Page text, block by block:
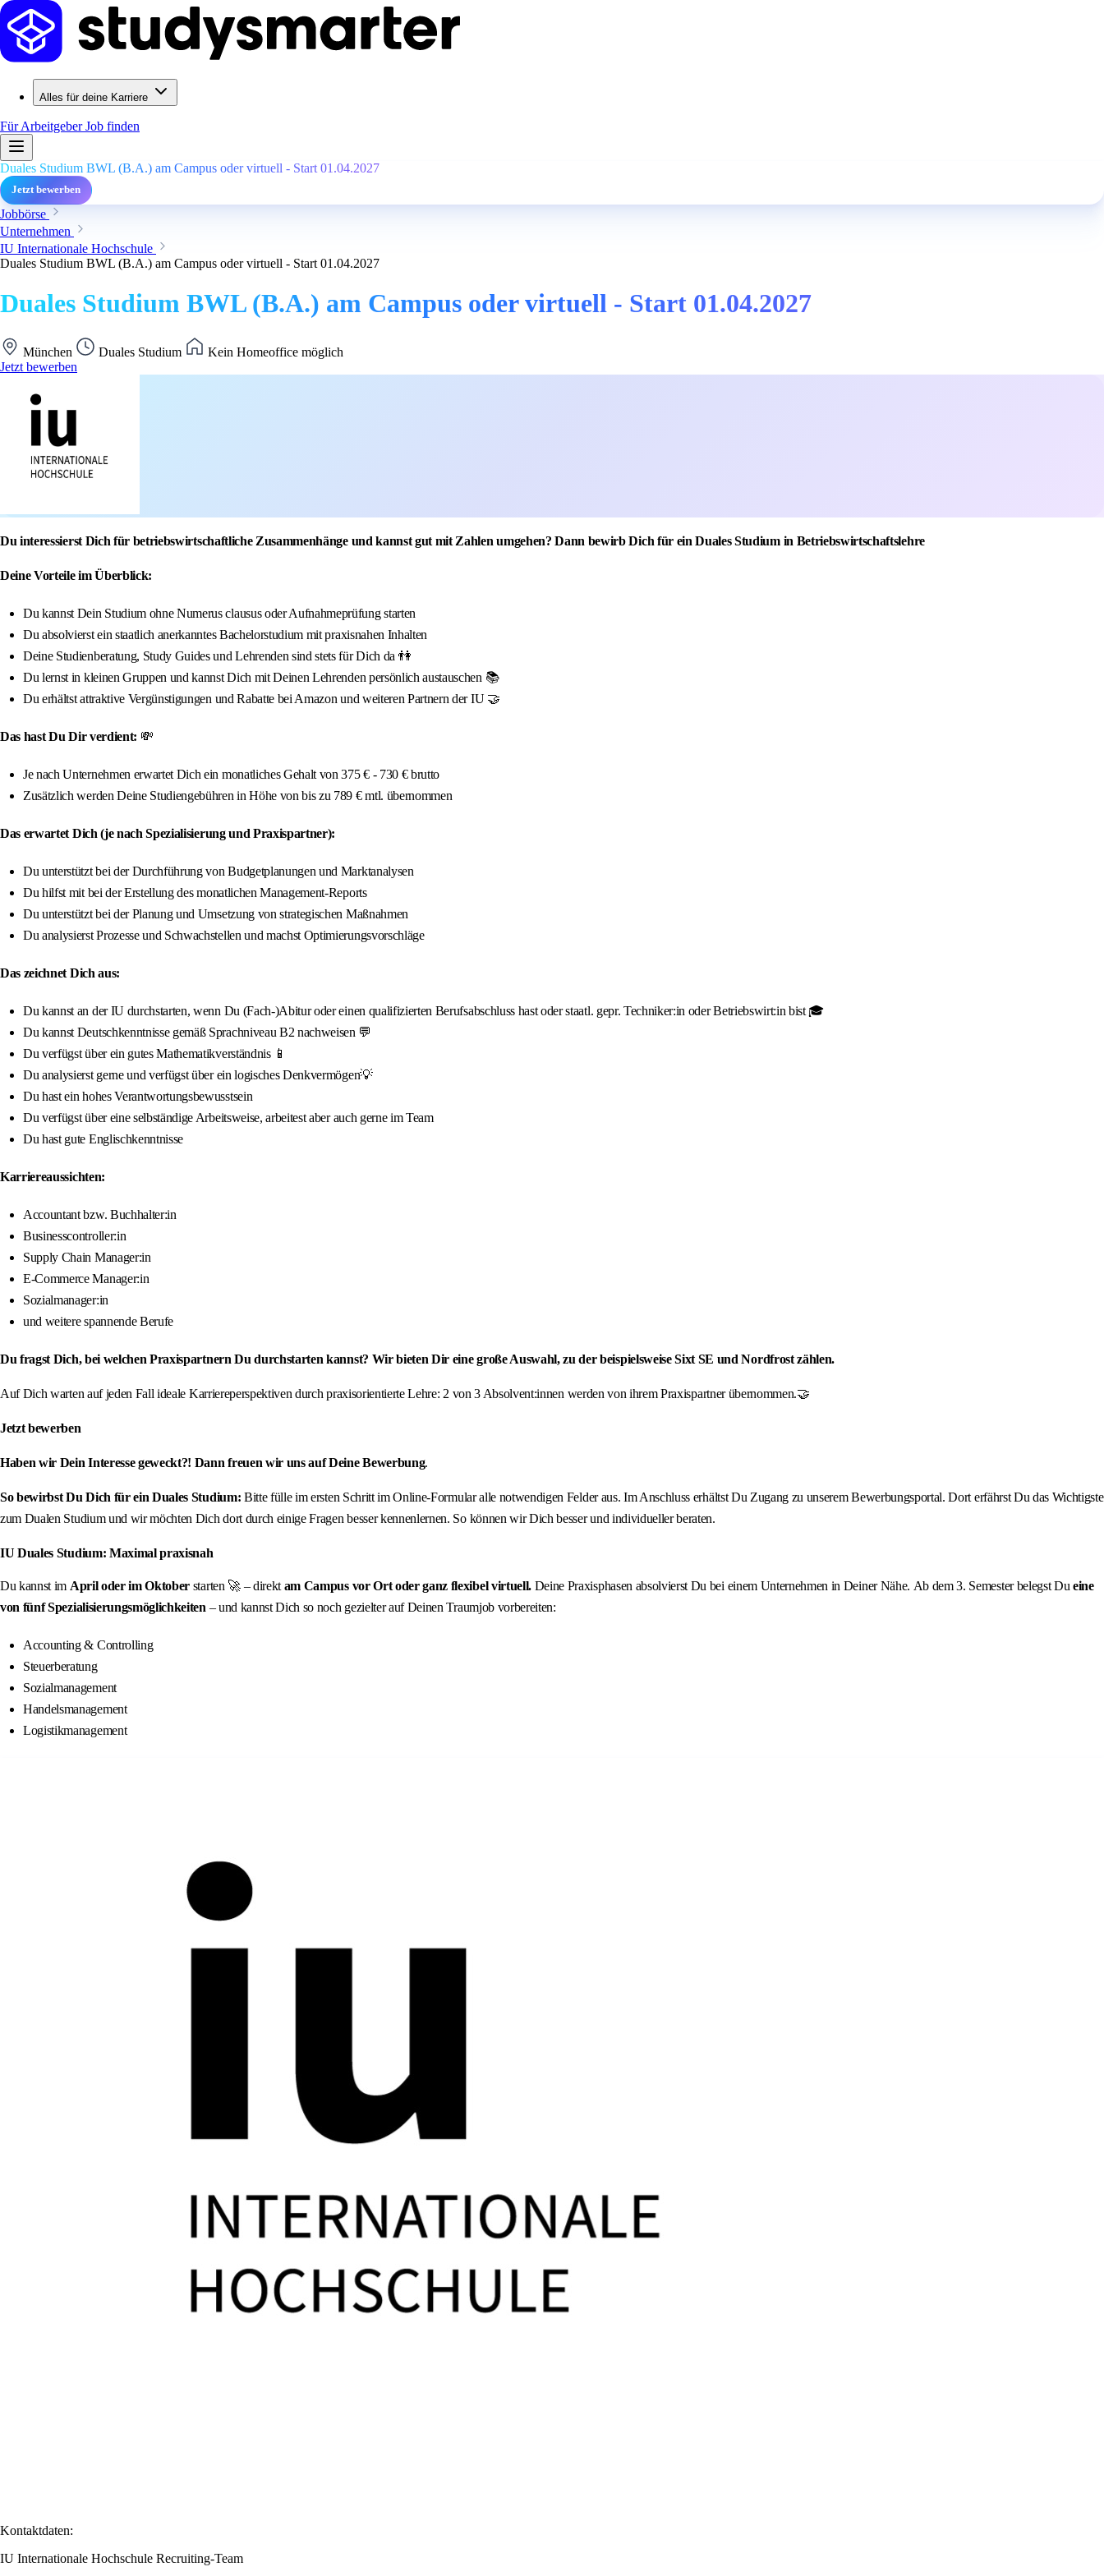
Alles für deine Karriere
Für ArbeitgeberJob finden
Duales Studium BWL (B.A.) am Campus oder virtuell - Start 01.04.2027
Jetzt bewerben
Jobbörse
Unternehmen
IU Internationale Hochschule
Duales Studium BWL (B.A.) am Campus oder virtuell - Start 01.04.2027
Duales Studium BWL (B.A.) am Campus oder virtuell - Start 01.04.2027
München Duales Studium
Kein Homeoffice möglich
Jetzt bewerben
Du interessierst Dich für betriebswirtschaftliche Zusammenhänge und kannst gut mit Zahlen umgehen? Dann bewirb Dich für ein Duales Studium in Betriebswirtschaftslehre
Deine Vorteile im Überblick:
Du kannst Dein Studium ohne Numerus clausus oder Aufnahmeprüfung starten
Du absolvierst ein staatlich anerkanntes Bachelorstudium mit praxisnahen Inhalten
Deine Studienberatung, Study Guides und Lehrenden sind stets für Dich da 👫
Du lernst in kleinen Gruppen und kannst Dich mit Deinen Lehrenden persönlich austauschen 📚
Du erhältst attraktive Vergünstigungen und Rabatte bei Amazon und weiteren Partnern der IU 🤝
Das hast Du Dir verdient: 💸
Je nach Unternehmen erwartet Dich ein monatliches Gehalt von 375 € - 730 € brutto
Zusätzlich werden Deine Studiengebühren in Höhe von bis zu 789 € mtl. übernommen
Das erwartet Dich (je nach Spezialisierung und Praxispartner):
Du unterstützt bei der Durchführung von Budgetplanungen und Marktanalysen
Du hilfst mit bei der Erstellung des monatlichen Management-Reports
Du unterstützt bei der Planung und Umsetzung von strategischen Maßnahmen
Du analysierst Prozesse und Schwachstellen und machst Optimierungsvorschläge
Das zeichnet Dich aus:
Du kannst an der IU durchstarten, wenn Du (Fach-)Abitur oder einen qualifizierten Berufsabschluss hast oder staatl. gepr. Techniker:in oder Betriebswirt:in bist 🎓
Du kannst Deutschkenntnisse gemäß Sprachniveau B2 nachweisen 💬
Du verfügst über ein gutes Mathematikverständnis 📱
Du analysierst gerne und verfügst über ein logisches Denkvermögen💡
Du hast ein hohes Verantwortungsbewusstsein
Du verfügst über eine selbständige Arbeitsweise, arbeitest aber auch gerne im Team
Du hast gute Englischkenntnisse
Karriereaussichten:
Accountant bzw. Buchhalter:in
Businesscontroller:in
Supply Chain Manager:in
E-Commerce Manager:in
Sozialmanager:in
und weitere spannende Berufe
Du fragst Dich, bei welchen Praxispartnern Du durchstarten kannst? Wir bieten Dir eine große Auswahl, zu der beispielsweise Sixt SE und Nordfrost zählen.
Auf Dich warten auf jeden Fall ideale Karriereperspektiven durch praxisorientierte Lehre: 2 von 3 Absolvent:innen werden von ihrem Praxispartner übernommen.🤝
Jetzt bewerben
Haben wir Dein Interesse geweckt?! Dann freuen wir uns auf Deine Bewerbung.
So bewirbst Du Dich für ein Duales Studium: Bitte fülle im ersten Schritt im Online-Formular alle notwendigen Felder aus. Im Anschluss erhältst Du Zugang zu unserem Bewerbungsportal. Dort erfährst Du das Wichtigste
zum Dualen Studium und wir möchten Dich dort durch einige Fragen besser kennenlernen. So können wir Dich besser und individueller beraten.
IU Duales Studium: Maximal praxisnah
Du kannst im April oder im Oktober starten 🚀 – direkt am Campus vor Ort oder ganz flexibel virtuell. Deine Praxisphasen absolvierst Du bei einem Unternehmen in Deiner Nähe. Ab dem 3. Semester belegst Dueine
von fünf Spezialisierungsmöglichkeiten – und kannst Dich so noch gezielter auf Deinen Traumjob vorbereiten:
Accounting & Controlling
Steuerberatung
Sozialmanagement
Handelsmanagement
Logistikmanagement
Kontaktdaten:
IU Internationale Hochschule Recruiting-Team